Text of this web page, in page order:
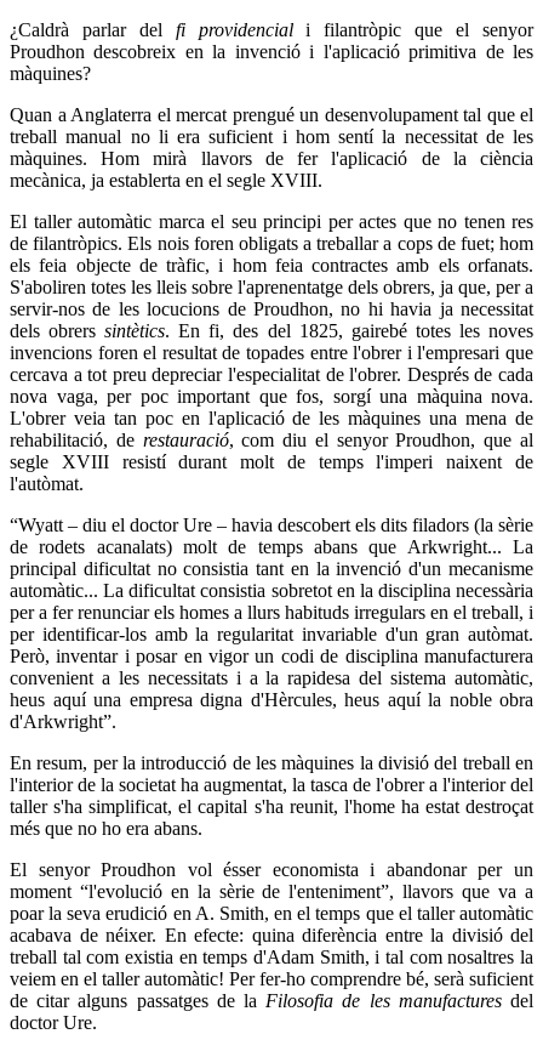
¿Caldrà parlar del fi providenciali filantròpic que el senyor
Proudhon descobreix en la invenció i l'aplicació primitiva de les
màquines?
Quan a Anglaterra el mercat prengué un desenvolupament tal que el
treball manual no li era suficient i hom sentí la necessitat de les
màquines. Hom mirà llavors de fer l'aplicació de la ciència
mecànica, ja establerta en el segle XVIII.
El taller automàtic marca el seu principi per actes que no tenen res
de filantròpics. Els nois foren obligats a treballar a cops de fuet; hom
els feia objecte de tràfic, i hom feia contractes amb els orfanats.
S'aboliren totes les lleis sobre l'aprenentatge dels obrers, ja que, per a
servir-nos de les locucions de Proudhon, no hi havia ja necessitat
dels obrerssintètics. En fi, des del 1825, gairebé totes les noves
invencions foren el resultat de topades entre l'obrer i l'empresari que
cercava a tot preu depreciar l'especialitat de l'obrer. Després de cada
nova vaga, per poc important que fos, sorgí una màquina nova.
L'obrer veia tan poc en l'aplicació de les màquines una mena de
rehabilitació, de restauració, com diu el senyor Proudhon, que al
segle XVIII resistí durant molt de temps l'imperi naixent de
l'autòmat.
“Wyatt – diu el doctor Ure – havia descobert els dits filadors (la sèrie
de rodets acanalats) molt de temps abans que Arkwright... La
principal dificultat no consistia tant en la invenció d'un mecanisme
automàtic... La dificultat consistia sobretot en la disciplina necessària
per a fer renunciar els homes a llurs habituds irregulars en el treball, i
per identificar-los amb la regularitat invariable d'un gran autòmat.
Però, inventar i posar en vigor un codi de disciplina manufacturera
convenient a les necessitats i a la rapidesa del sistema automàtic,
heus aquí una empresa digna d'Hèrcules, heus aquí la noble obra
d'Arkwright”.
En resum, per la introducció de les màquines la divisió del treball en
l'interior de la societat ha augmentat, la tasca de l'obrer a l'interior del
taller s'ha simplificat, el capital s'ha reunit, l'home ha estat destroçat
més que no ho era abans.
El senyor Proudhon vol ésser economista i abandonar per un
moment “l'evolució en la sèrie de l'enteniment”, llavors que va a
poar la seva erudició en A. Smith, en el temps que el taller automàtic
acabava de néixer. En efecte: quina diferència entre la divisió del
treball tal com existia en temps d'Adam Smith, i tal com nosaltres la
veiem en el taller automàtic! Per fer-ho comprendre bé, serà suficient
de citar alguns passatges de la Filosofia de les manufacturesdel
doctor Ure.